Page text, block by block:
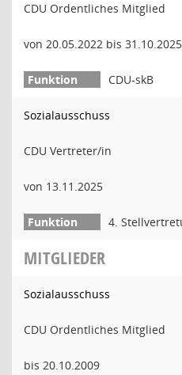
CDU Ordentliches Mitglied
von 20.05.2022 bis 31.10.2025
CDU-skB
Sozialausschuss
CDU Vertreter/in
von 13.11.2025
4.
MITGLIEDER
Sozialausschuss
CDU Ordentliches Mitglied
bis 20.10.2009